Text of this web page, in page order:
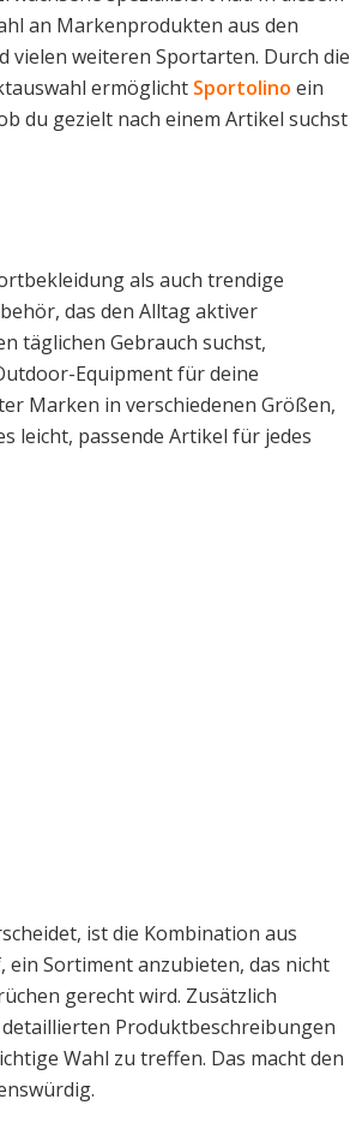
an Markenprodukten aus den
vielen weiteren Sportarten. Durch die
ermöglicht Sportolino ein
du gezielt nach einem Artikel suchst
als auch trendige
das den Alltag aktiver
täglichen Gebrauch suchst,
Equipment für deine
Marken in verschiedenen Größen,
leicht, passende Artikel für jedes
ist die Kombination aus
ein Sortiment anzubieten, das nicht
gerecht wird. Zusätzlich
Produktbeschreibungen
Wahl zu treffen. Das macht den